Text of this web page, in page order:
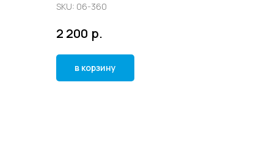
SKU: 06-360
2 200 р.
в корзину